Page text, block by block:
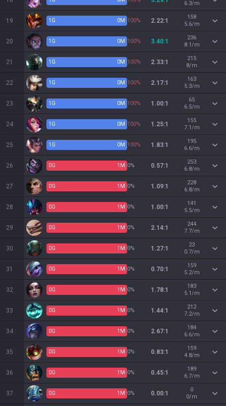
6.3/m
19 1 G 0M 100% 2.22:1
158
5.6/m
20 1 G 0M 100% 3.40:1
236
8.1/m
21 1 G 0M 100% 2.33:1
215
8/m
22 1 G 0M 100% 2.17:1
163
5.3/m
23 1 G 0M 100% 1.00:1
65
6.5/m
24 1 G 0M 100% 1.25:1
155
7.1/m
25 1 G 0M 100% 1.83:1
195
6.6/m
26 0G 1 M 0% 0.57:1
253
6.8/m
27 0G 1 M 0% 1.09:1
228
6.8/m
28 0G 1 M 0% 1.00:1
141
5.5/m
29 0G 1 M 0% 2.14:1
244
7.7/m
30 0G 1 M 0% 1.27:1
23
0.7/m
31 0G 1 M 0% 0.70:1
159
5.2/m
32 0G 1 M 0% 1.78:1
183
5.1/m
33 0G 1 M 0% 1.44:1
212
7.2/m
34 0G 1 M 0% 2.67:1
184
6.6/m
35 0G 1 M 0% 0.83:1
159
4.8/m
36 0G 1 M 0% 0.45:1
189
6.7/m
37 0G 1 M 0% 0.00:1
0
0/m